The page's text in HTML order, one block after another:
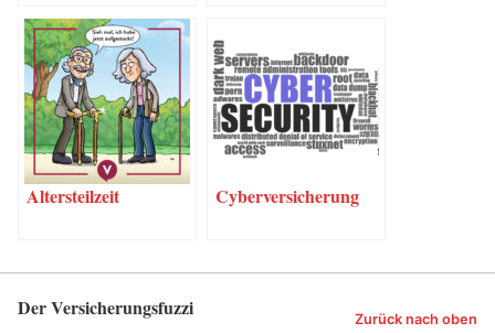
Alters­teil­zeit Cyber­ver­si­che­rung
Der Versicherungsfuzzi Zurück nach oben